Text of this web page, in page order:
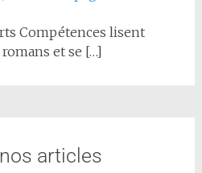
Compétences lisent
et se […]
articles